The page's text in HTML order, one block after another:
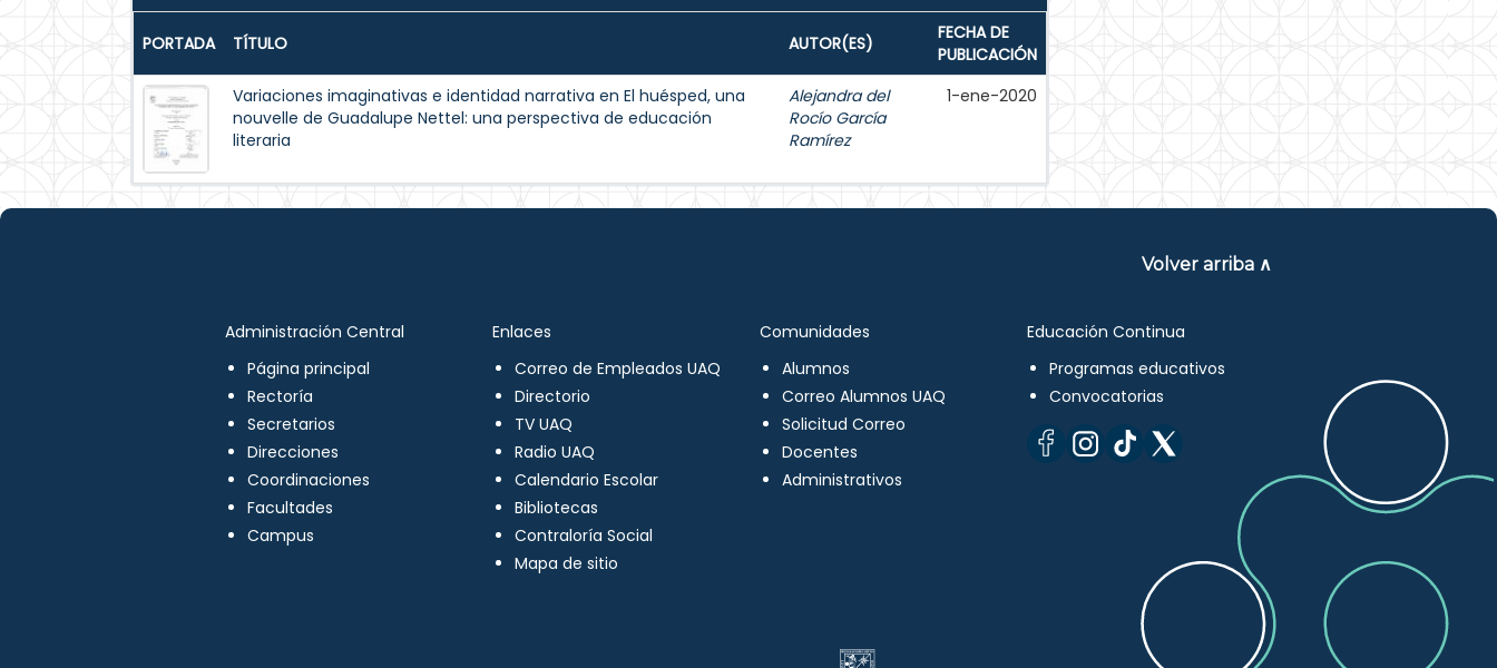
PORTADA TÍTULO AUTOR(ES)
FECHA DE
PUBLICACIÓN
Variaciones imaginativas e identidad narrativa en El huésped, una
nouvelle de Guadalupe Nettel: una perspectiva de educación
literaria
Alejandra del
Rocío García
Ramírez
1-ene-2020
Volver arriba ∧
Administración Central
Página principal
Rectoría
Secretarios
Direcciones
Coordinaciones
Facultades
Campus
Enlaces
Correo de Empleados UAQ
Directorio
TV UAQ
Radio UAQ
Calendario Escolar
Bibliotecas
Contraloría Social
Mapa de sitio
Comunidades
Alumnos
Correo Alumnos UAQ
Solicitud Correo
Docentes
Administrativos
Educación Continua
Programas educativos
Convocatorias